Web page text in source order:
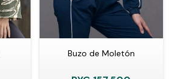
Buzo de Moletón